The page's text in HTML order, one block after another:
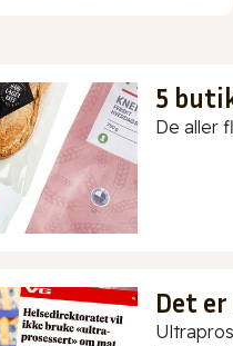
5
De aller
Det